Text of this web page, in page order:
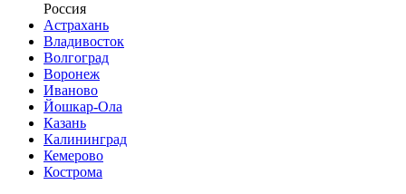
Россия
Астрахань
Владивосток
Волгоград
Воронеж
Иваново
Йошкар-Ола
Казань
Калининград
Кемерово
Кострома